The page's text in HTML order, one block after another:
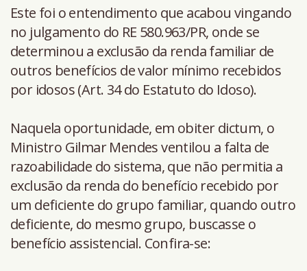
Este foi o entendimento que acabou vingando
no julgamento do RE 580.963/PR, onde se
determinou a exclusão da renda familiar de
outros benefícios de valor mínimo recebidos
por idosos (Art. 34 do Estatuto do Idoso).
Naquela oportunidade, em obiter dictum, o
Ministro Gilmar Mendes ventilou a falta de
razoabilidade do sistema, que não permitia a
exclusão da renda do benefício recebido por
um deficiente do grupo familiar, quando outro
deficiente, do mesmo grupo, buscasse o
benefício assistencial. Confira-se: